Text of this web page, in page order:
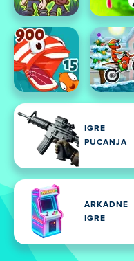
IGRE
PUCANJA
ARKADNE
IGRE